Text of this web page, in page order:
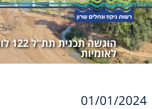
לאומיות
01/01/2024